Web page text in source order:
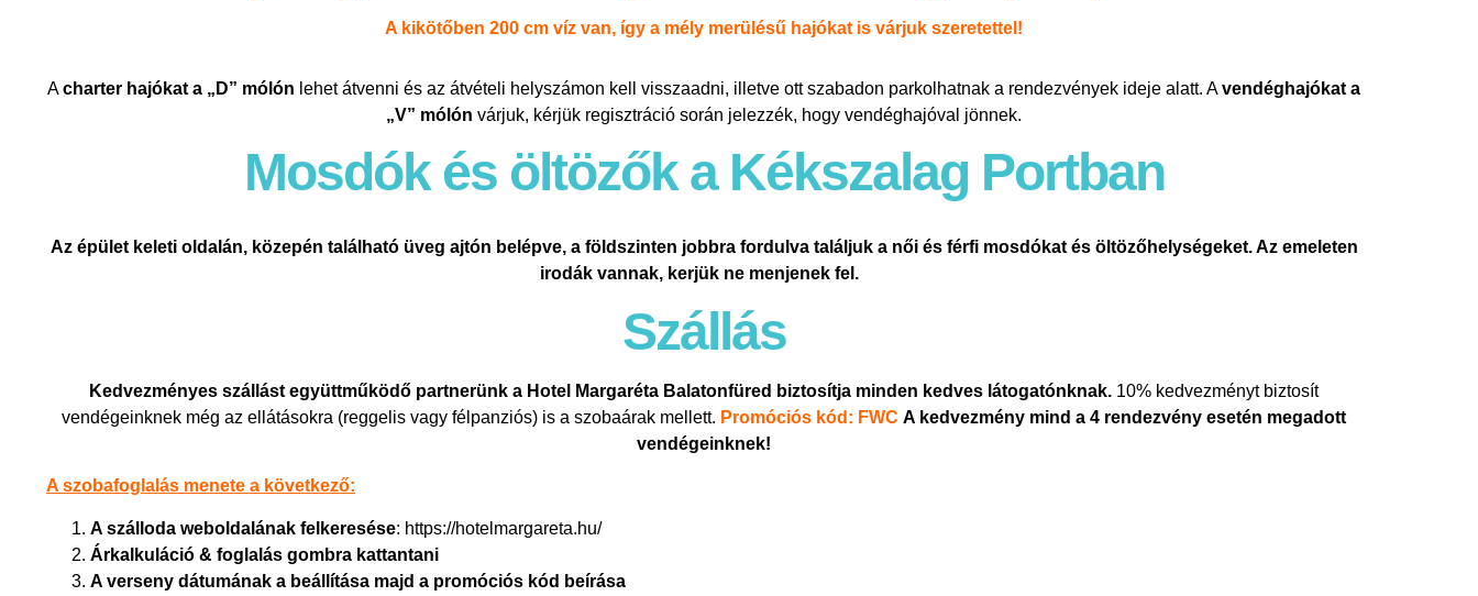
A kikötőben 200 cm víz van, így a mély merülésű hajókat is várjuk szeretettel!
Acharter hajókat a „D” mólón lehet átvenni és az átvételi helyszámon kell visszaadni, illetve ott szabadon parkolhatnak a rendezvények ideje alatt. Avendéghajókat a
„V” mólón várjuk, kérjük regisztráció során jelezzék, hogy vendéghajóval jönnek.
Mosdók és öltözők a Kékszalag Portban
Az épület keleti oldalán, közepén található üveg ajtón belépve, a földszinten jobbra fordulva találjuk a női és férfi mosdókat és öltözőhelységeket. Az emeleten
irodák vannak, kerjük ne menjenek fel.
Szállás
Kedvezményes szállást együttműködő partnerünk a Hotel Margaréta Balatonfüred biztosítja minden kedves látogatónknak. 10% kedvezményt biztosít
vendégeinknek még az ellátásokra (reggelis vagy félpanziós) is a szobaárak mellett. Promóciós kód: FWC A kedvezmény mind a 4 rendezvény esetén megadott
vendégeinknek!
A szobafoglalás menete a következő:
A szálloda weboldalának felkeresése: https://hotelmargareta.hu/
Árkalkuláció & foglalás gombra kattantani
A verseny dátumának a beállítása majd a promóciós kód beírása